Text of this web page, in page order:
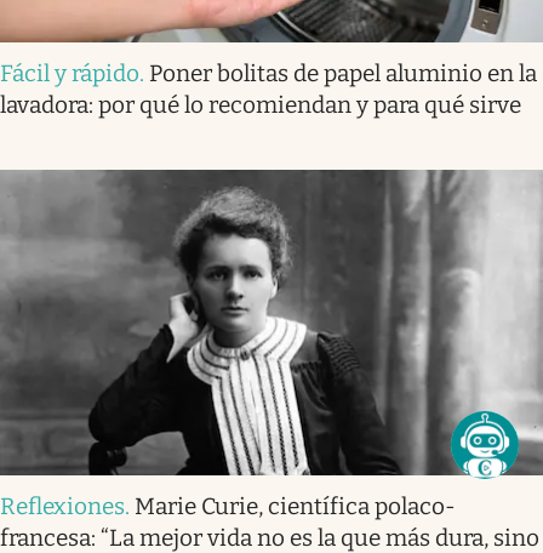
Fácil y rápido. Poner bolitas de papel aluminio en la
lavadora: por qué lo recomiendan y para qué sirve
Reflexiones. Marie Curie, científica polaco-
francesa: “La mejor vida no es la que más dura, sino